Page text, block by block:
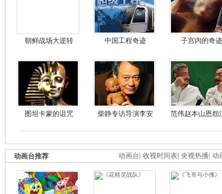
朝鲜战场大逆转 中国工程奇迹 子宫内的奇迹
图坦卡蒙的诅咒 柴静专访导演李安 范伟赵本山恩怨
动画台 收视时间表 央视热播 动
动画台推荐